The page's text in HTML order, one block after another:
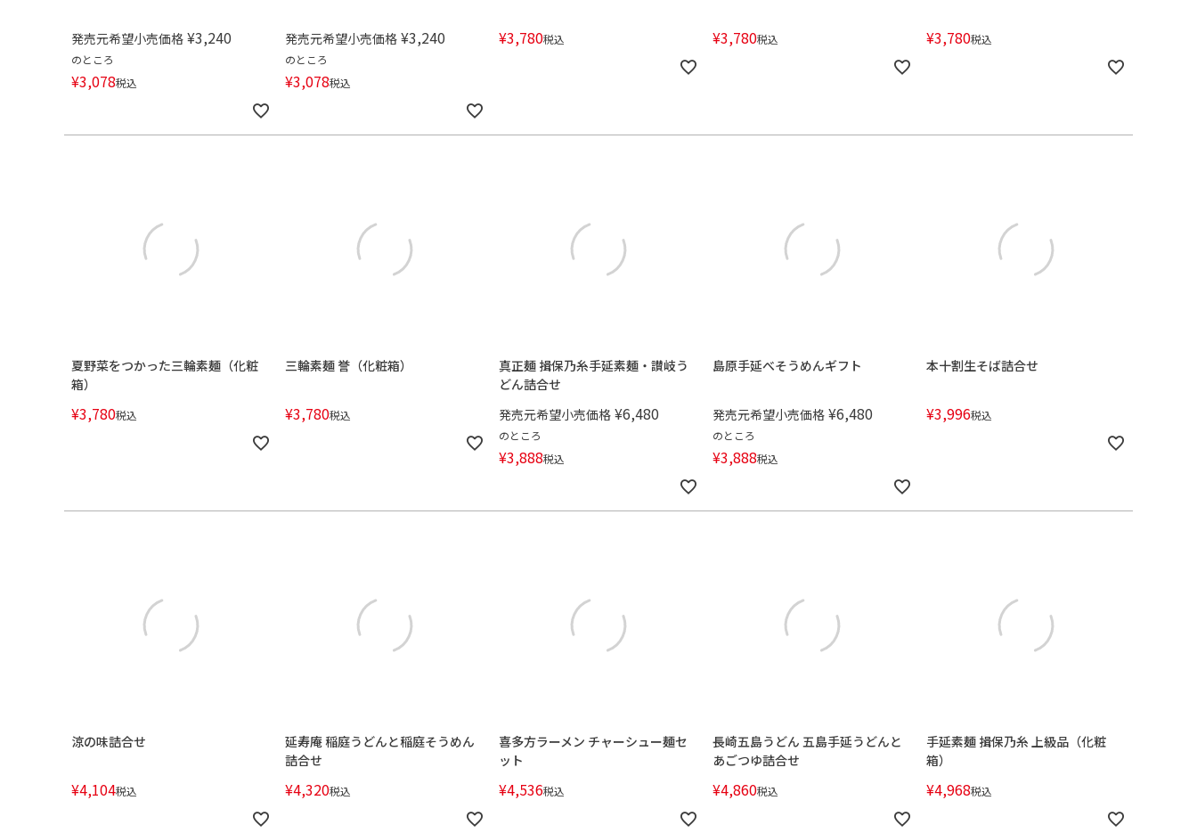
発売元希望小売価格 ¥3,240
のところ
¥3,078税込
発売元希望小売価格 ¥3,240
のところ
¥3,078税込
¥3,780税込 ¥3,780税込 ¥3,780税込
夏野菜をつかった三輪素麺（化粧
箱）
¥3,780税込
三輪素麺 誉（化粧箱）
¥3,780税込
真正麺 揖保乃糸手延素麺・讃岐う
どん詰合せ
発売元希望小売価格 ¥6,480
のところ
¥3,888税込
島原手延べそうめんギフト
発売元希望小売価格 ¥6,480
のところ
¥3,888税込
本十割生そば詰合せ
¥3,996税込
涼の味詰合せ
¥4,104税込
延寿庵 稲庭うどんと稲庭そうめん
詰合せ
¥4,320税込
喜多方ラーメン チャーシュー麺セ
ット
¥4,536税込
長崎五島うどん 五島手延うどんと
あごつゆ詰合せ
¥4,860税込
手延素麺 揖保乃糸 上級品（化粧
箱）
¥4,968税込